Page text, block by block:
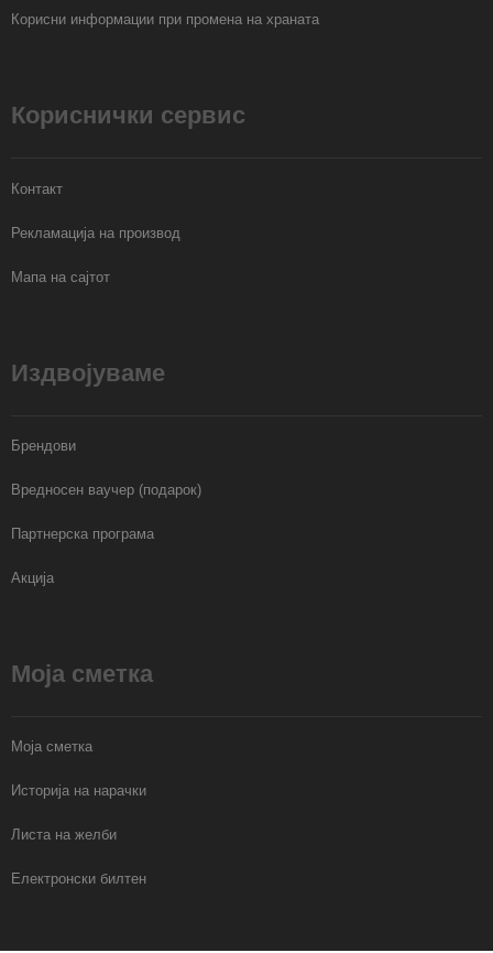
Корисни информации при промена на храната
Кориснички сервис
Контакт
Рекламација на производ
Мапа на сајтот
Издвојуваме
Брендови
Вредносен ваучер (подарок)
Партнерска програма
Акција
Моја сметка
Моја сметка
Историја на нарачки
Листа на желби
Електронски билтен